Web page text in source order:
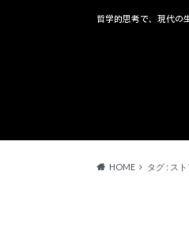
哲学的思考で、現代の
HOME タグ : ス